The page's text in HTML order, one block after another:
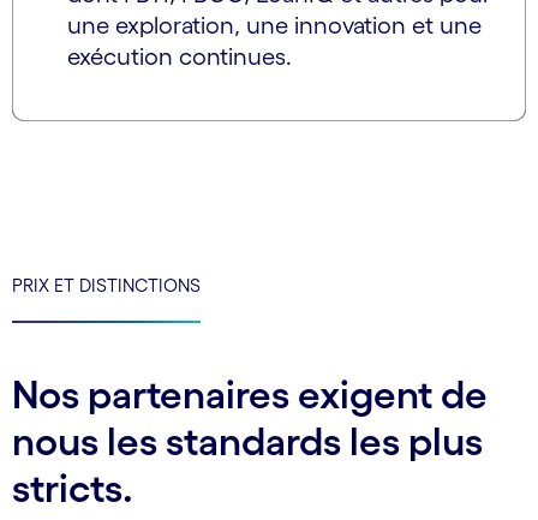
une exploration, une innovation et une
exécution continues.
PRIX ET DISTINCTIONS
Nos partenaires exigent de
nous les standards les plus
stricts.